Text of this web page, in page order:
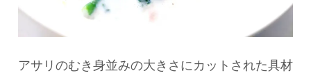
アサリのむき身並みの大きさにカットされた具材